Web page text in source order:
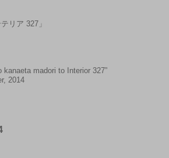
リア 327」
kanaeta madori to Interior 327”
2014